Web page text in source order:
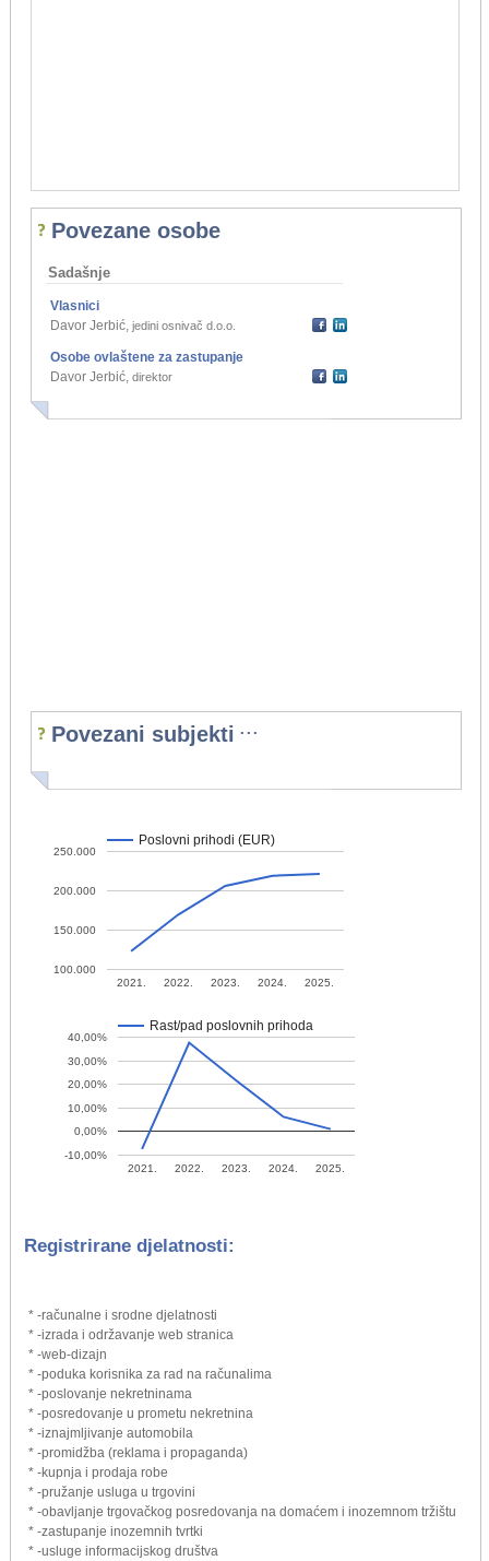
Povezane osobe
Sadašnje
Vlasnici
Davor Jerbić, jedini osnivač d.o.o.
Osobe ovlaštene za zastupanje
Davor Jerbić, direktor
Povezani subjekti ...
Poslovni prihodi (EUR)
2021. 2022. 2023. 2024. 2025.
100.000
150.000
200.000
250.000
Rast/pad poslovnih prihoda
2021. 2022. 2023. 2024. 2025.
-10,00%
0,00%
10,00%
20,00%
30,00%
40,00%
Registrirane djelatnosti:
* -računalne i srodne djelatnosti
* -izrada i održavanje web stranica
* -web-dizajn
* -poduka korisnika za rad na računalima
* -poslovanje nekretninama
* -posredovanje u prometu nekretnina
* -iznajmljivanje automobila
* -promidžba (reklama i propaganda)
* -kupnja i prodaja robe
* -pružanje usluga u trgovini
* -obavljanje trgovačkog posredovanja na domaćem i inozemnom tržištu
* -zastupanje inozemnih tvrtki
* -usluge informacijskog društva